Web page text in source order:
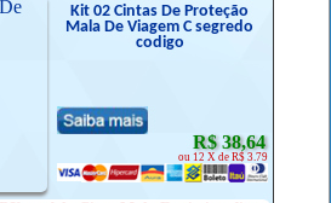
Kit 02 Cintas De Proteção
Mala De Viagem C segredo
codigo
R$ 38,64
ou 12 X de R$ 3.79